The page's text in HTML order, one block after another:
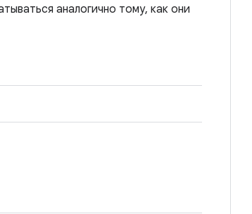
аналогично тому, как они